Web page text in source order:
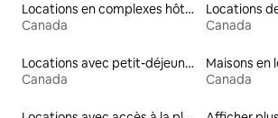
Locations en complexes hôteliers
Canada
Locations
Canada
Locations avec petit-déjeuner
Canada
Canada